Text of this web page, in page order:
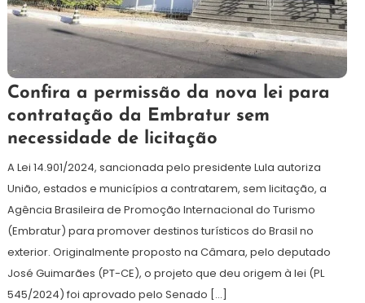
1
de
julho
de
Redação
Confira a permissão da nova lei para
contratação da Embratur sem
necessidade de licitação
A Lei 14.901/2024, sancionada pelo presidente Lula autoriza
União, estados e municípios a contratarem, sem licitação, a
Agência Brasileira de Promoção Internacional do Turismo
(Embratur) para promover destinos turísticos do Brasil no
exterior. Originalmente proposto na Câmara, pelo deputado
José Guimarães (PT-CE), o projeto que deu origem à lei (PL
545/2024) foi aprovado pelo Senado […]